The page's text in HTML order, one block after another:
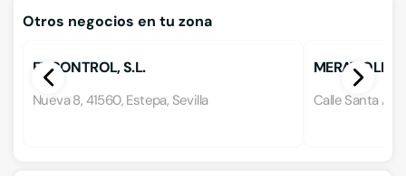
Otros negocios en tu zona
EUCONTROL, S.L.
Nueva 8, 41560, Estepa, Sevilla
MERAT
Calle Santa